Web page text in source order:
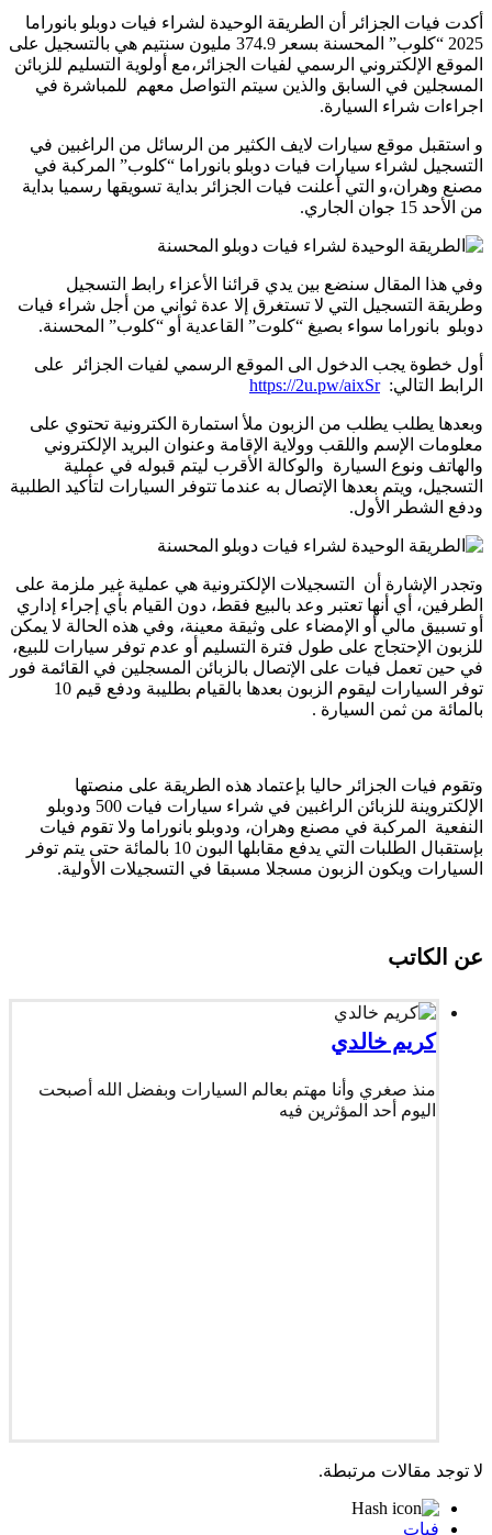
أكدت فيات الجزائر أن الطريقة الوحيدة لشراء فيات دوبلو بانوراما
2025 “كلوب” المحسنة بسعر 374.9 مليون سنتيم هي بالتسجيل على
الموقع الإلكتروني الرسمي لفيات الجزائر،مع أولوية التسليم للزبائن
المسجلين في السابق والذين سيتم التواصل معهم للمباشرة في
اجراءات شراء السيارة.
و استقبل موقع سيارات لايف الكثير من الرسائل من الراغبين في
التسجيل لشراء سيارات فيات دوبلو بانوراما “كلوب” المركبة في
مصنع وهران،و التي أعلنت فيات الجزائر بداية تسويقها رسميا بداية
من الأحد 15 جوان الجاري.
وفي هذا المقال سنضع بين يدي قرائنا الأعزاء رابط التسجيل
وطريقة التسجيل التي لا تستغرق إلا عدة ثواني من أجل شراء فيات
دوبلو بانوراما سواء بصيغ “كلوت” القاعدية أو “كلوب” المحسنة.
أول خطوة يجب الدخول الى الموقع الرسمي لفيات الجزائر على
الرابط التالي:https://2u.pw/aixSr
وبعدها يطلب يطلب من الزبون ملأ استمارة الكترونية تحتوي على
معلومات الإسم واللقب وولاية الإقامة وعنوان البريد الإلكتروني
والهاتف ونوع السيارة والوكالة الأقرب ليتم قبوله في عملية
التسجيل، ويتم بعدها الإتصال به عندما تتوفر السيارات لتأكيد الطلبية
ودفع الشطر الأول.
وتجدر الإشارة أن التسجيلات الإلكترونية هي عملية غير ملزمة على
الطرفين، أي أنها تعتبر وعد بالبيع فقط، دون القيام بأي إجراء إداري
أو تسبيق مالي أو الإمضاء على وثيقة معينة، وفي هذه الحالة لا يمكن
للزبون الإحتجاج على طول فترة التسليم أو عدم توفر سيارات للبيع،
في حين تعمل فيات على الإتصال بالزبائن المسجلين في القائمة فور
توفر السيارات ليقوم الزبون بعدها بالقيام بطليبة ودفع قيم 10
بالمائة من ثمن السيارة .
وتقوم فيات الجزائر حاليا بإعتماد هذه الطريقة على منصتها
الإلكتروينة للزبائن الراغبين في شراء سيارات فيات 500 ودوبلو
النفعية المركبة في مصنع وهران، ودوبلو بانوراما ولا تقوم فيات
بإستقبال الطلبات التي يدفع مقابلها البون 10 بالمائة حتى يتم توفر
السيارات ويكون الزبون مسجلا مسبقا في التسجيلات الأولية.
عن الكاتب
كريم خالدي
منذ صغري وأنا مهتم بعالم السيارات وبفضل الله أصبحت
اليوم أحد المؤثرين فيه
لا توجد مقالات مرتبطة.
فيات